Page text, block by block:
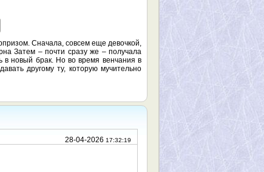
Сначала, совсем еще девочкой,
Затем – почти сразу же – получала
в новый брак. Но во время венчания в
другому ту, которую мучительно
28-04-2026 17:32:19